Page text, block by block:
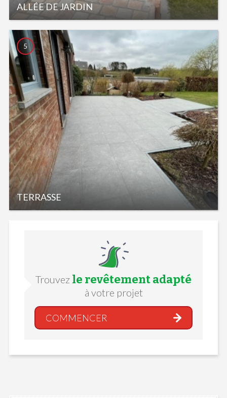
ALLÉE DE JARDIN
TERRASSE
5
Trouvez le revêtement adapté
à votre projet
COMMENCER